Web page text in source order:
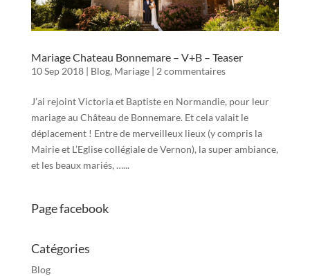
Mariage Chateau Bonnemare – V+B – Teaser
10 Sep 2018| Blog, Mariage| 2 commentaires
J’ai rejoint Victoria et Baptiste en Normandie, pour leur
mariage au Château de Bonnemare. Et cela valait le
déplacement ! Entre de merveilleux lieux (y compris la
Mairie et L’Eglise collégiale de Vernon), la super ambiance,
et les beaux mariés, …...
Page facebook
Catégories
Blog